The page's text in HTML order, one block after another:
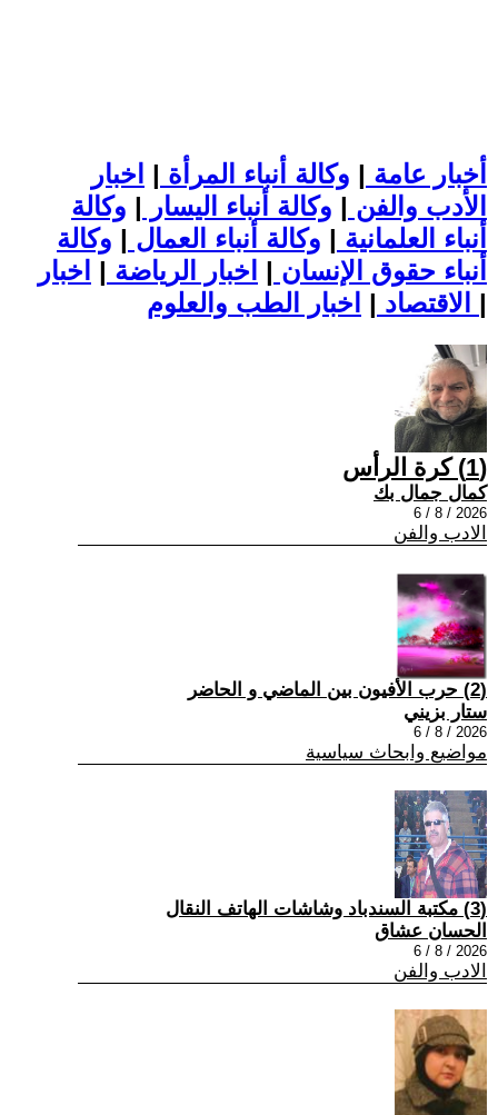
أخبار عامة | وكالة أنباء المرأة | اخبار
الأدب والفن | وكالة أنباء اليسار | وكالة
أنباء العلمانية | وكالة أنباء العمال | وكالة
أنباء حقوق الإنسان | اخبار الرياضة | اخبار
الاقتصاد | |
(1) كرة الرأس
كمال جمال بك
2026 / 8 / 6
الادب والفن
(2) حرب الأفيون بين الماضي و الحاضر
ستار بزيني
2026 / 8 / 6
مواضيع وابحاث سياسية
(3) مكتبة السندباد وشاشات الهاتف النقال
الحسان عشاق
2026 / 8 / 6
الادب والفن